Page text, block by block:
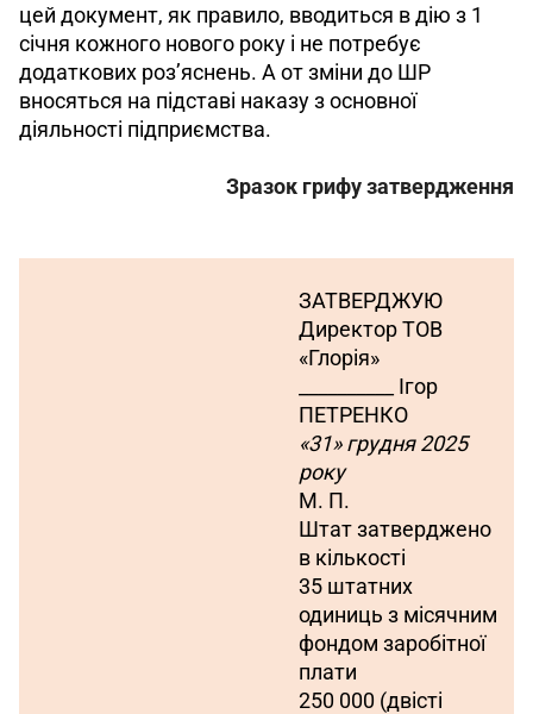
цей документ, як правило, вводиться в дію з 1
січня кожного нового року і не потребує
додаткових роз’яснень. А от зміни до ШР
вносяться на підставі наказу з основної
діяльності підприємства.
Зразок грифу затвердження
ЗАТВЕРДЖУЮ
Директор ТОВ
«Глорія»
__________ Ігор
ПЕТРЕНКО
«31» грудня 2025
року
М. П.
Штат затверджено
в кількості
35 штатних
одиниць з місячним
фондом заробітної
плати
250 000 (двісті